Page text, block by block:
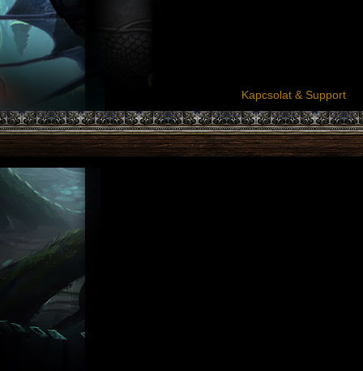
Kapcsolat & Support